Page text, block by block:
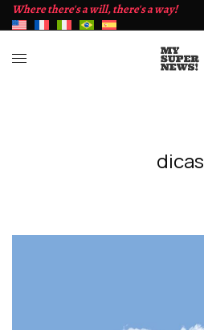
Where there's a will, there's a way!
dicas